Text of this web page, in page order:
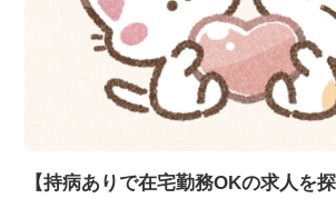
【持病ありで在宅勤務OKの求人を